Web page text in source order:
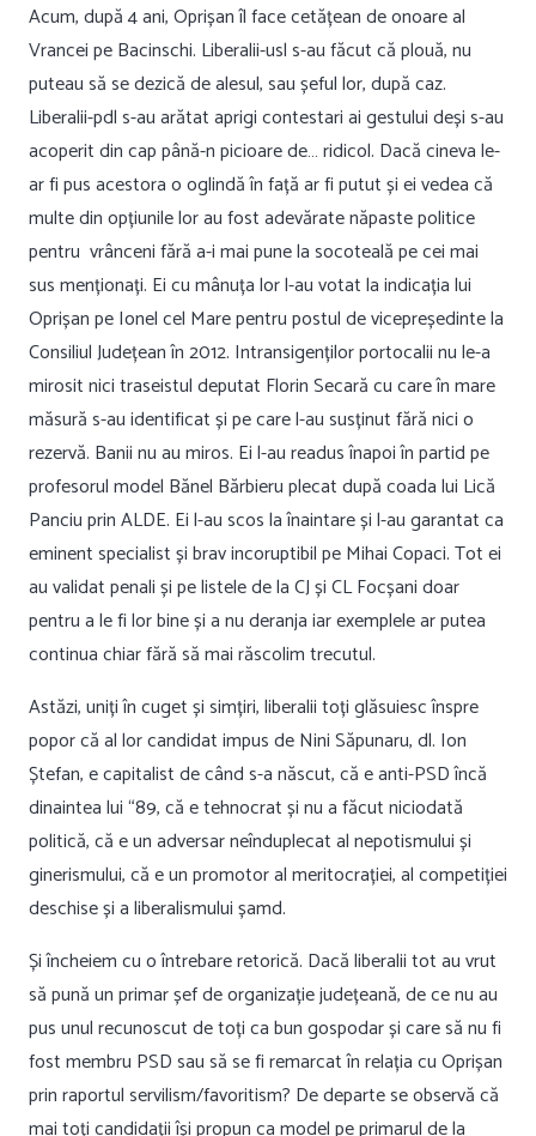
Acum, după 4 ani, Oprișan îl face cetățean de onoare al
Vrancei pe Bacinschi. Liberalii-usl s-au făcut că plouă, nu
puteau să se dezică de alesul, sau șeful lor, după caz.
Liberalii-pdl s-au arătat aprigi contestari ai gestului deși s-au
acoperit din cap până-n picioare de… ridicol. Dacă cineva le-
ar fi pus acestora o oglindă în față ar fi putut și ei vedea că
multe din opțiunile lor au fost adevărate năpaste politice
pentru vrânceni fără a-i mai pune la socoteală pe cei mai
sus menționați. Ei cu mânuța lor l-au votat la indicația lui
Oprișan pe Ionel cel Mare pentru postul de vicepreședinte la
Consiliul Județean în 2012. Intransigenților portocalii nu le-a
mirosit nici traseistul deputat Florin Secară cu care în mare
măsură s-au identificat și pe care l-au susținut fără nici o
rezervă. Banii nu au miros. Ei l-au readus înapoi în partid pe
profesorul model Bănel Bărbieru plecat după coada lui Lică
Panciu prin ALDE. Ei l-au scos la înaintare și l-au garantat ca
eminent specialist și brav incoruptibil pe Mihai Copaci. Tot ei
au validat penali și pe listele de la CJ și CL Focșani doar
pentru a le fi lor bine și a nu deranja iar exemplele ar putea
continua chiar fără să mai răscolim trecutul.
Astăzi, uniți în cuget și simțiri, liberalii toți glăsuiesc înspre
popor că al lor candidat impus de Nini Săpunaru, dl. Ion
Ștefan, e capitalist de când s-a născut, că e anti-PSD încă
dinaintea lui “89, că e tehnocrat și nu a făcut niciodată
politică, că e un adversar neînduplecat al nepotismului și
ginerismului, că e un promotor al meritocrației, al competiției
deschise și a liberalismului șamd.
Și încheiem cu o întrebare retorică. Dacă liberalii tot au vrut
să pună un primar șef de organizație județeană, de ce nu au
pus unul recunoscut de toți ca bun gospodar și care să nu fi
fost membru PSD sau să se fi remarcat în relația cu Oprișan
prin raportul servilism/favoritism? De departe se observă că
mai toți candidații își propun ca model pe primarul de la